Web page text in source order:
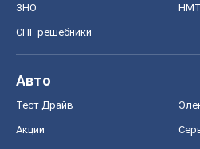
ЗНО НМТ
СНГ решебники
Авто
Тест Драйв
Акции